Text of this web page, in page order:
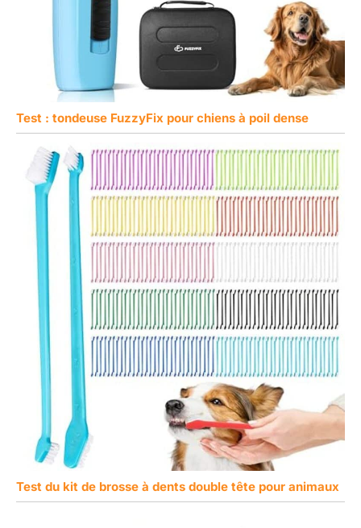
Test : tondeuse FuzzyFix pour chiens à poil dense
Test du kit de brosse à dents double tête pour animaux